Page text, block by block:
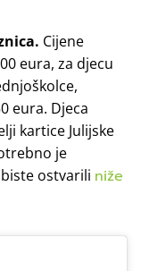
Cijene
eura, za djecu
eura. Djeca
kartice Julijske
je
ostvarili niže